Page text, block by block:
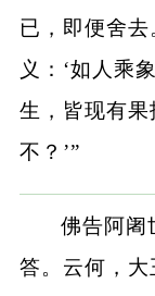
已，即便舍
义：‘如人乘
生，皆现有
不？’”
佛告阿阇
答。云何，